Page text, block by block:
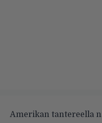
Amerikan tantereella